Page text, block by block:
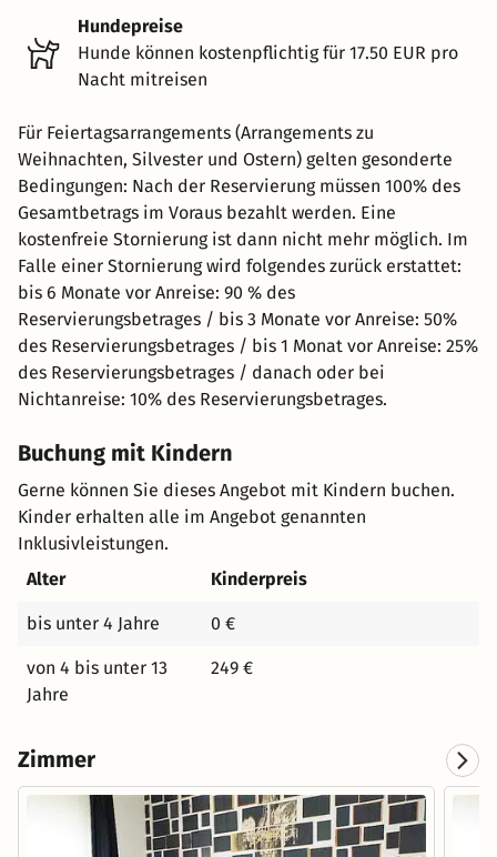
Hundepreise
Hunde können kostenpflichtig für 17.50 EUR pro
Nacht mitreisen
Für Feiertagsarrangements (Arrangements zu
Weihnachten, Silvester und Ostern) gelten gesonderte
Bedingungen: Nach der Reservierung müssen 100% des
Gesamtbetrags im Voraus bezahlt werden. Eine
kostenfreie Stornierung ist dann nicht mehr möglich. Im
Falle einer Stornierung wird folgendes zurück erstattet:
bis 6 Monate vor Anreise: 90 % des
Reservierungsbetrages / bis 3 Monate vor Anreise: 50%
des Reservierungsbetrages / bis 1 Monat vor Anreise: 25%
des Reservierungsbetrages / danach oder bei
Nichtanreise: 10% des Reservierungsbetrages.
Buchung mit Kindern
Gerne können Sie dieses Angebot mit Kindern buchen.
Kinder erhalten alle im Angebot genannten
Inklusivleistungen.
Alter
Kinderpreis
bis unter 4 Jahre 0 €
von 4 bis unter 13
Jahre
249 €
Zimmer